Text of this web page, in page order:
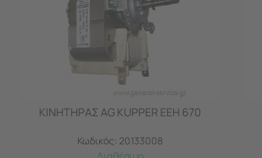
ΚΙΝΗΤΗΡΑΣ AG KUPPER EEH 670
Κωδικός: 20133008